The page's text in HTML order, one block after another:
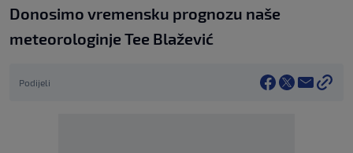
Donosimo vremensku prognozu naše
meteorologinje Tee Blažević
Podijeli